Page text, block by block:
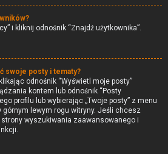
i kliknij odnośnik “Znajdź użytkownika”.
swoje posty i tematy?
odnośnik “Wyświetl moje posty”
kontem lub odnośnik “Posty
profilu lub wybierając „Twoje posty” z menu
górnym lewym rogu witryny. Jeśli chcesz
wyszukiwania zaawansowanego i